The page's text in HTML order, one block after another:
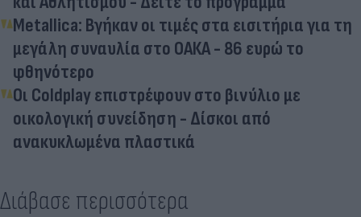
Metallica: Βγήκαν οι τιμές στα εισιτήρια για τη
μεγάλη συναυλία στο ΟΑΚΑ - 86 ευρώ το
φθηνότερο
Οι Coldplay επιστρέφουν στο βινύλιο με
οικολογική συνείδηση - Δίσκοι από
ανακυκλωμένα πλαστικά
Διάβασε περισσότερα